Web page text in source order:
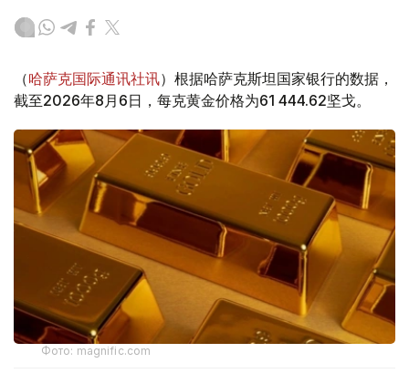
（哈萨克国际通讯社讯）根据哈萨克斯坦国家银行的数据，
截至2026年8月6日，每克黄金价格为61 444.62坚戈。
Фото: magnific.com